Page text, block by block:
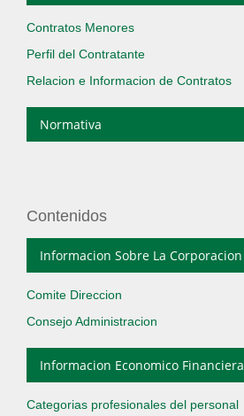
Contratos Menores
Perfil del Contratante
Relacion e Informacion de Contratos
Normativa
Contenidos
Informacion Sobre La Corporacion
Comite Direccion
Consejo Administracion
Informacion Economico Financiera
Categorias profesionales del personal